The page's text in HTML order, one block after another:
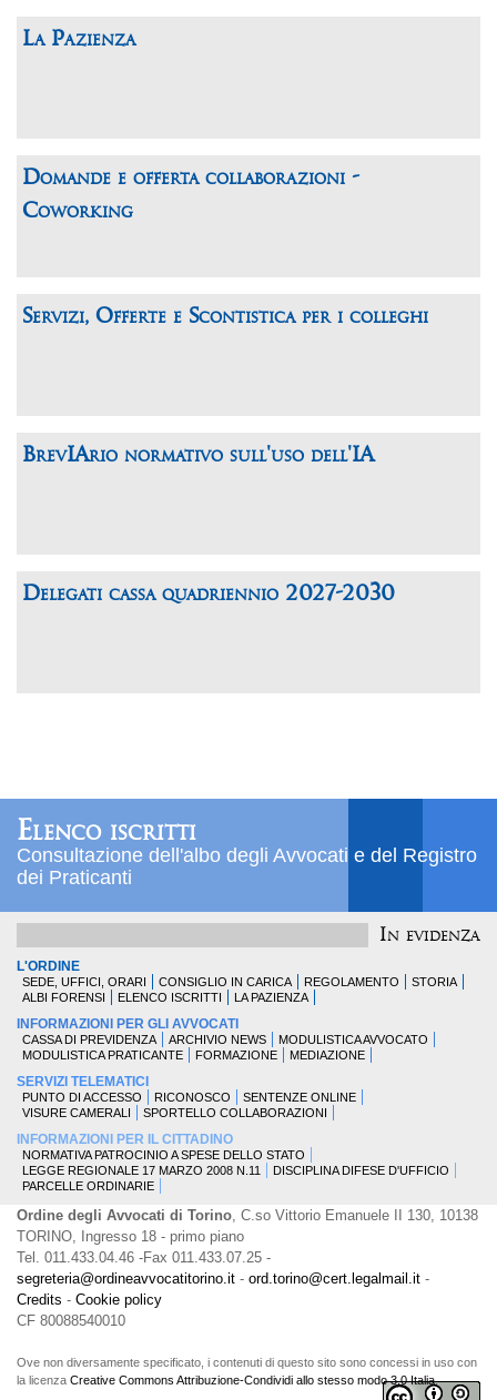
La Pazienza
Domande e offerta collaborazioni -
Coworking
Servizi, Offerte e Scontistica per i colleghi
BrevIArio normativo sull'uso dell'IA
Delegati cassa quadriennio 2027-2030
Elenco iscritti
Consultazione dell'albo degli Avvocati e del Registro
dei Praticanti
In evidenza
L'ORDINE
SEDE, UFFICI, ORARI CONSIGLIO IN CARICA REGOLAMENTO
STORIA
ALBI FORENSI
ELENCO ISCRITTI LA PAZIENZA
INFORMAZIONI PER GLI AVVOCATI
CASSA DI PREVIDENZA ARCHIVIO NEWS
MODULISTICA AVVOCATO
MODULISTICA PRATICANTE
FORMAZIONE MEDIAZIONE
SERVIZI TELEMATICI
PUNTO DI ACCESSO RICONOSCO
SENTENZE ONLINE
VISURE CAMERALI
SPORTELLO COLLABORAZIONI
INFORMAZIONI PER IL CITTADINO
NORMATIVA PATROCINIO A SPESE DELLO STATO
LEGGE REGIONALE 17 MARZO 2008 N.11
DISCIPLINA DIFESE D'UFFICIO
PARCELLE ORDINARIE
Ordine degli Avvocati di Torino, C.so Vittorio Emanuele II 130, 10138
TORINO, Ingresso 18 - primo piano
Tel. 011.433.04.46 -Fax 011.433.07.25 -
segreteria@ordineavvocatitorino.it - ord.torino@cert.legalmail.it -
Credits - Cookie policy
CF 80088540010
Ove non diversamente specificato, i contenuti di questo sito sono concessi in uso con
la licenza Creative Commons Attribuzione-Condividi allo stesso modo 3.0 Italia.